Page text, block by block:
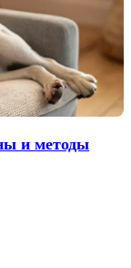
и методы